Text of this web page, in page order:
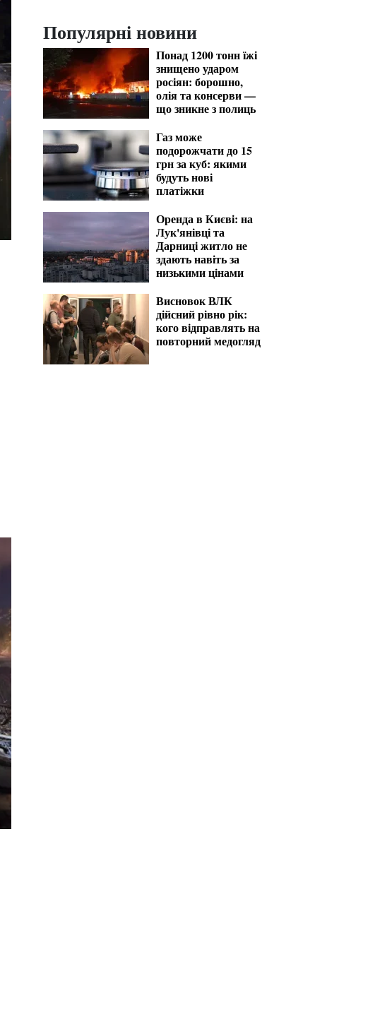
Популярні новини
Понад 1200 тонн їжі
знищено ударом
росіян: борошно,
олія та консерви —
що зникне з полиць
Газ може
подорожчати до 15
грн за куб: якими
будуть нові
платіжки
Оренда в Києві: на
Лук'янівці та
Дарниці житло не
здають навіть за
низькими цінами
Висновок ВЛК
дійсний рівно рік:
кого відправлять на
повторний медогляд